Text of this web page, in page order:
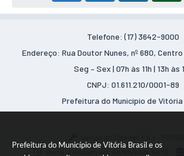
Prefeitura do Município de Vitória Brasil e os
Telefone: (17) 3642-9000
Endereço: Rua Doutor Nunes, nº 680, Centro
Seg – Sex | 07h às 11h | 13h às
CNPJ: 01.611.210/0001-89
Prefeitura do Município de Vitória